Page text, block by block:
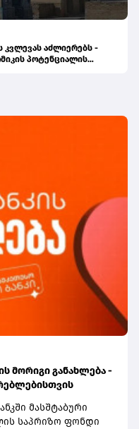
კვლევას აძლიერებს -
პოტენციალის
მორიგი განახლება -
მასშტაბური
საპრიზო ფონდი